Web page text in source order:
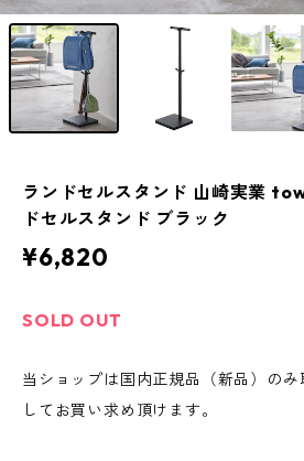
ランドセルスタンド 山崎実業
ドセルスタンド ブラック
¥6,820
SOLD OUT
当ショップは国内正規品（新品）の
してお買い求め頂けます。